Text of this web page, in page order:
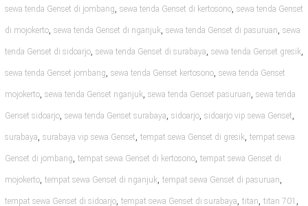
sewa tenda Genset di jombang, sewa tenda Genset di kertosono, sewa tenda Genset
di mojokerto, sewa tenda Genset di nganjuk, sewa tenda Genset di pasuruan, sewa
tenda Genset di sidoarjo, sewa tenda Genset di surabaya, sewa tenda Genset gresik,
sewa tenda Genset jombang, sewa tenda Genset kertosono, sewa tenda Genset
mojokerto, sewa tenda Genset nganjuk, sewa tenda Genset pasuruan, sewa tenda
Genset sidoarjo, sewa tenda Genset surabaya, sidoarjo, sidoarjo vip sewa Genset,
surabaya, surabaya vip sewa Genset, tempat sewa Genset di gresik, tempat sewa
Genset di jombang, tempat sewa Genset di kertosono, tempat sewa Genset di
mojokerto, tempat sewa Genset di nganjuk, tempat sewa Genset di pasuruan,
tempat sewa Genset di sidoarjo, tempat sewa Genset di surabaya, titan, titan 701 ,